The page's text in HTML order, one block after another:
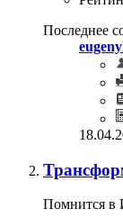
Последнее
Помнится в